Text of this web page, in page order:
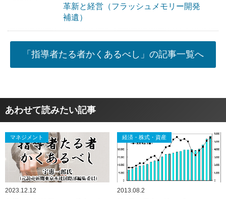
革新と経営（フラッシュメモリー開発
補遺）
「指導者たる者かくあるべし」の記事一覧へ
あわせて読みたい記事
マネジメント
2023.12.12
経済・株式・資産
2013.08.2